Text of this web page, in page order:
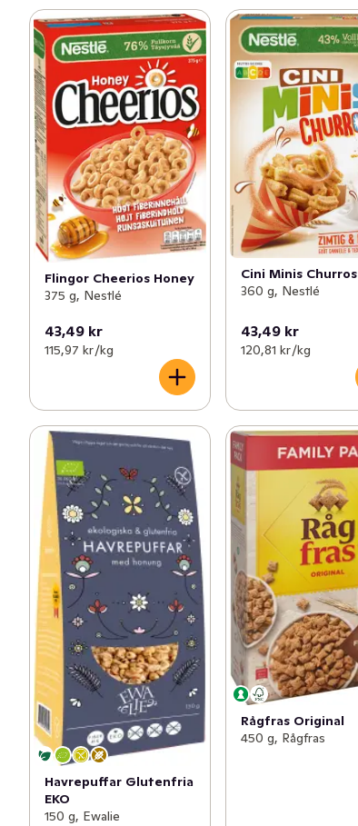
Flingor Cheerios Honey
375 g, Nestlé
43,49 kr
115,97 kr /kg
Cini Minis Churros
360 g, Nestlé
43,49 kr
120,81 kr /kg
Havrepuffar Glutenfria
EKO
150 g, Ewalie
Rågfras Original
450 g, Rågfras